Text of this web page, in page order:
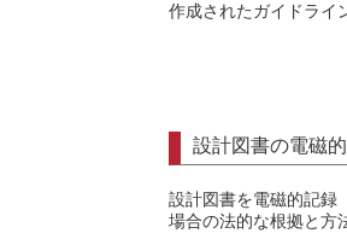
作成されたガイドライ
設計図書の電磁
設計図書を電磁的記録
場合の法的な根拠と方